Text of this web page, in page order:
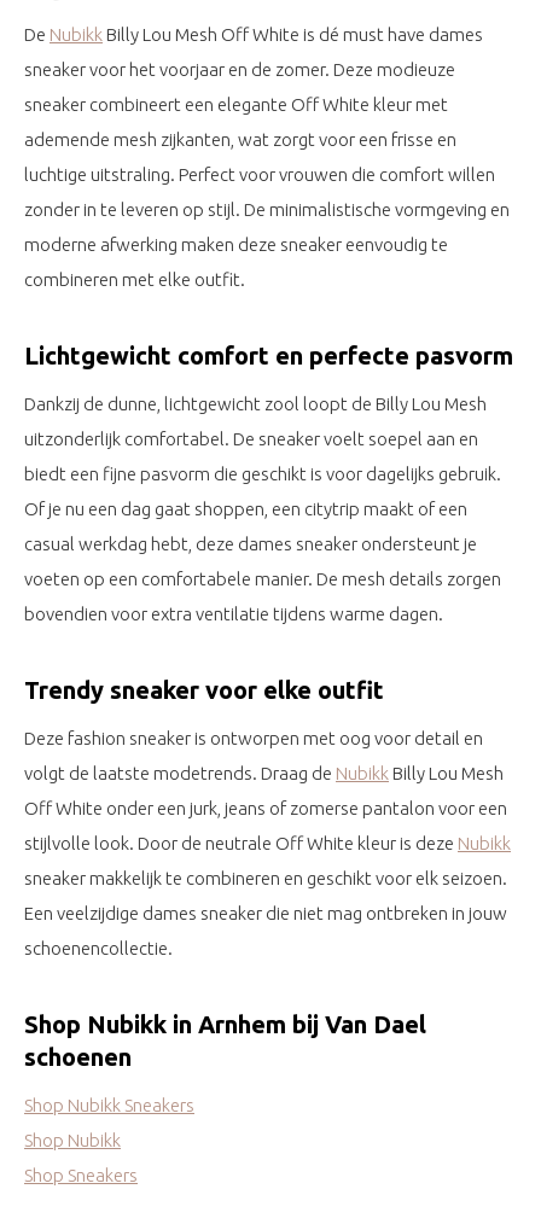
De Nubikk Billy Lou Mesh Off White is dé must have dames
sneaker voor het voorjaar en de zomer. Deze modieuze
sneaker combineert een elegante Off White kleur met
ademende mesh zijkanten, wat zorgt voor een frisse en
luchtige uitstraling. Perfect voor vrouwen die comfort willen
zonder in te leveren op stijl. De minimalistische vormgeving en
moderne afwerking maken deze sneaker eenvoudig te
combineren met elke outfit.
Lichtgewicht comfort en perfecte pasvorm
Dankzij de dunne, lichtgewicht zool loopt de Billy Lou Mesh
uitzonderlijk comfortabel. De sneaker voelt soepel aan en
biedt een fijne pasvorm die geschikt is voor dagelijks gebruik.
Of je nu een dag gaat shoppen, een citytrip maakt of een
casual werkdag hebt, deze dames sneaker ondersteunt je
voeten op een comfortabele manier. De mesh details zorgen
bovendien voor extra ventilatie tijdens warme dagen.
Trendy sneaker voor elke outfit
Deze fashion sneaker is ontworpen met oog voor detail en
volgt de laatste modetrends. Draag de Nubikk Billy Lou Mesh
Off White onder een jurk, jeans of zomerse pantalon voor een
stijlvolle look. Door de neutrale Off White kleur is deze Nubikk
sneaker makkelijk te combineren en geschikt voor elk seizoen.
Een veelzijdige dames sneaker die niet mag ontbreken in jouw
schoenencollectie.
Shop Nubikk in Arnhem bij Van Dael
schoenen
Shop Nubikk Sneakers
Shop Nubikk
Shop Sneakers